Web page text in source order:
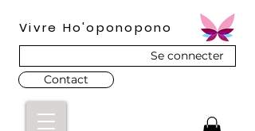
Vivre Ho'oponopono
Se connecter
Contact